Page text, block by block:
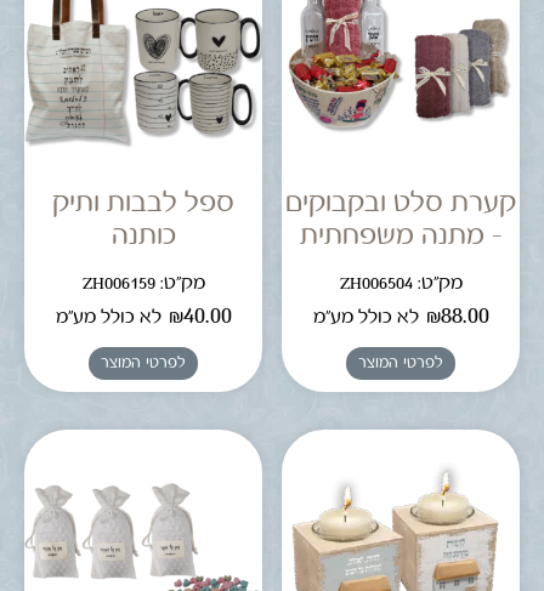
קערת סלט ובקבוקים
– מתנה משפחתית
מק"ט: ZH006504
₪88.00 לא כולל מע"מ
לפרטי המוצר
ספל לבבות ותיק
כותנה
מק"ט: ZH006159
₪40.00 לא כולל מע"מ
לפרטי המוצר